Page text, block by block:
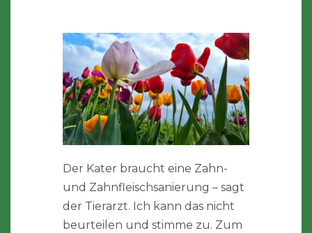
Der Kater braucht eine Zahn-
und Zahnfleischsanierung – sagt
der Tierarzt. Ich kann das nicht
beurteilen und stimme zu. Zum